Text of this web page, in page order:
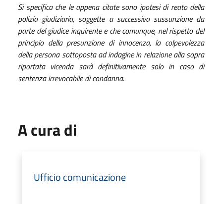
Si specifica che le appena citate sono ipotesi di reato della
polizia giudiziaria, soggette a successiva sussunzione da
parte del giudice inquirente e che comunque, nel rispetto del
principio della presunzione di innocenza, la colpevolezza
della persona sottoposta ad indagine in relazione alla sopra
riportata vicenda sarà definitivamente solo in caso di
sentenza irrevocabile di condanna.
A cura di
Ufficio comunicazione